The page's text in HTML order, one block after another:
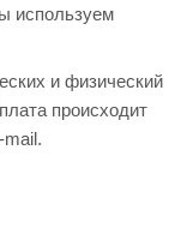
используем
и физический
происходит